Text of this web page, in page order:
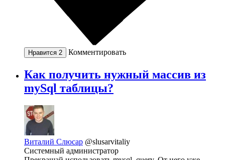
Нравится 2 Комментировать
Как получить нужный массив из
mySql таблицы?
Виталий Слюсар @slusarvitaliy
Системный администратор